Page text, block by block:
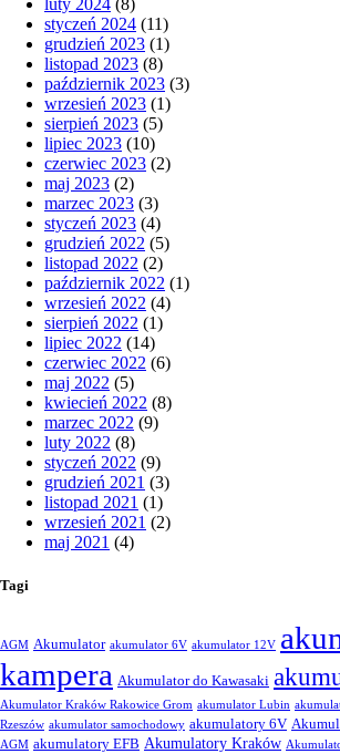
luty 2024 (8)
styczeń 2024 (11)
grudzień 2023 (1)
listopad 2023 (8)
październik 2023 (3)
wrzesień 2023 (1)
sierpień 2023 (5)
lipiec 2023 (10)
czerwiec 2023 (2)
maj 2023 (2)
marzec 2023 (3)
styczeń 2023 (4)
grudzień 2022 (5)
listopad 2022 (2)
październik 2022 (1)
wrzesień 2022 (4)
sierpień 2022 (1)
lipiec 2022 (14)
czerwiec 2022 (6)
maj 2022 (5)
kwiecień 2022 (8)
marzec 2022 (9)
luty 2022 (8)
styczeń 2022 (9)
grudzień 2021 (3)
listopad 2021 (1)
wrzesień 2021 (2)
maj 2021 (4)
Tagi
AGM Akumulator akumulator 6V akumulator 12V
kampera Akumulator do Kawasaki
Akumulator Kraków Rakowice Grom akumulator Lubin
Rzeszów akumulator samochodowy akumulatory 6V
AGM akumulatory EFB Akumulatory Kraków